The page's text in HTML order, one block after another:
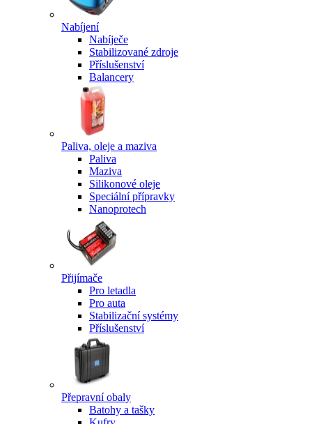
Nabíjení
Nabíječe
Stabilizované zdroje
Příslušenství
Balancery
Paliva, oleje a maziva
Paliva
Maziva
Silikonové oleje
Speciální přípravky
Nanoprotech
Přijímače
Pro letadla
Pro auta
Stabilizační systémy
Příslušenství
Přepravní obaly
Batohy a tašky